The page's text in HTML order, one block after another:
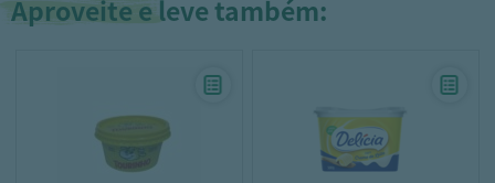
Aproveite e leve também: